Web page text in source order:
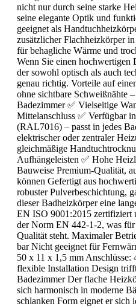
nicht nur durch seine starke
seine elegante Optik und
geeignet als
zusätzlicher Flachheizkörper
für behagliche Wärme und
Wenn Sie einen hochwertigen
der sowohl optisch als auch
genau richtig. Vorteile auf
ohne sichtbare Schweißnähte
Badezimmer ✅ Vielseitige
Mittelanschluss ✅ Verfügbar
(RAL7016) – passt in jedes
elektrischer oder zentraler
gleichmäßige
Aufhängeleisten ✅ Hohe
Bauweise Premium-Qualität,
können Gefertigt aus
robuster Pulverbeschichtung,
dieser Badheizkörper eine
EN ISO 9001:2015 zertifiziert
der Norm EN 442-1-2, was
Qualität steht. Maximaler
bar Nicht geeignet für
50 x 11 x 1,5 mm
flexible Installation Design
Badezimmer Der flache
sich harmonisch in moderne
schlanken Form eignet er sich